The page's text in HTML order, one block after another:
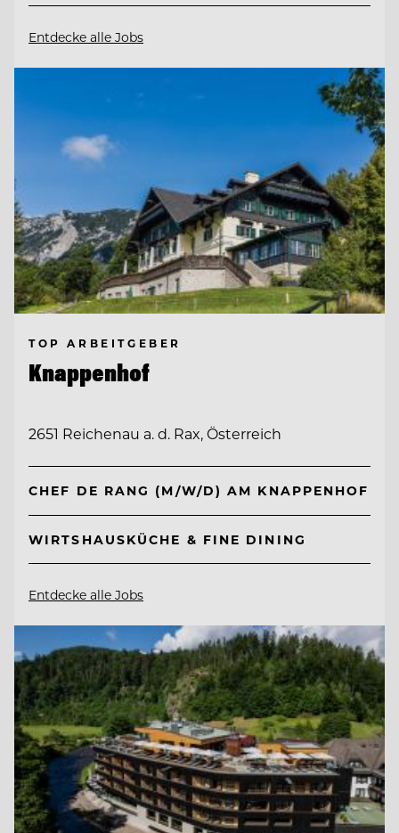
Entdecke alle Jobs
TOP ARBEITGEBER
Knappenhof
2651 Reichenau a. d. Rax, Österreich
CHEF DE RANG (M/W/D) AM KNAPPENHOF
WIRTSHAUSKÜCHE & FINE DINING
Entdecke alle Jobs